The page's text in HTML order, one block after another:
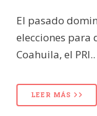
El pasado
elecciones para
Coahuila, el PRI..
LEER MÁS